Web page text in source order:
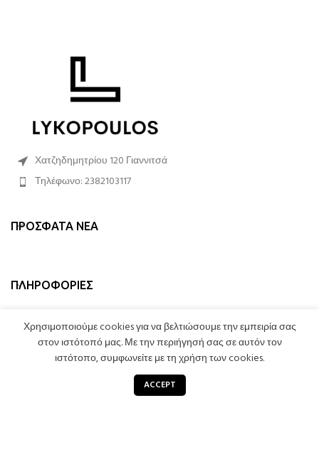
Χατζηδημητρίου 120 Γιαννιτσά
Τηλέφωνο: 2382103117
ΠΡΌΣΦΑΤΑ ΝΈΑ
ΠΛΗΡΟΦΟΡΊΕΣ
ΛΟΓΑΡΙΑΣΜΌΣ
2023 CREATED BY LEXICON SOFTWARE
COMMERCE SOLUTIONS.
Χρησιμοποιούμε cookies για να βελτιώσουμε την εμπειρία σας
στον ιστότοπό μας. Με την περιήγησή σας σε αυτόν τον
ιστότοπο, συμφωνείτε με τη χρήση των cookies.
ACCEPT